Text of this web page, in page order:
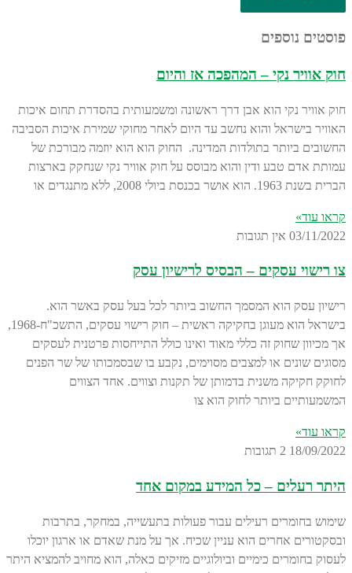
פוסטים נוספים
חוק אוויר נקי – המהפכה אז והיום
חוק אוויר נקי הוא אבן דרך ראשונה ומשמעותית בהסדרת תחום איכות
האוויר בישראל והוא נחשב עד היום לאחר מחוקי שמירת איכות הסביבה
החשובים ביותר בתולדות המדינה. החוק הוא הוא יוזמה מבורכת של
עמותת אדם טבע ודין והוא מבוסס על חוק אוויר נקי שנחקק בארצות
הברית בשנת 1963. הוא אושר בכנסת ביולי 2008, ללא מתנגדים או
קראו עוד»
03/11/2022 אין תגובות
צו רישוי עסקים – הבסיס לרישיון עסק
רישיון עסק הוא המסמך החשוב ביותר לכל בעל עסק באשר הוא.
בישראל הוא מעוגן בחקיקה ראשית – חוק רישוי עסקים, התשכ"ח-1968,
אך מכיוון שחוק זה כללי מאוד ואינו כולל התייחסות פרטנית לעסקים
מסוגים שונים או למצבים מסוימים, נקבע בו שבסמכותו של שר הפנים
לחוקק חקיקה משנית בדמותן של תקנות וצווים. אחד הצווים
המשמעותיים ביותר לחוק הוא צו
קראו עוד»
18/09/2022 2 תגובות
היתר רעלים – כל המידע במקום אחד
שימוש בחומרים רעילים עבור פעולות בתעשייה, במחקר, בתרבות
ובסקטורים אחרים הוא עניין שכיח. אך על מנת שאדם או ארגון יוכלו
לעסוק בחומרים כימיים וביולוגיים מזיקים כאלה, הוא מחויב להמציא היתר